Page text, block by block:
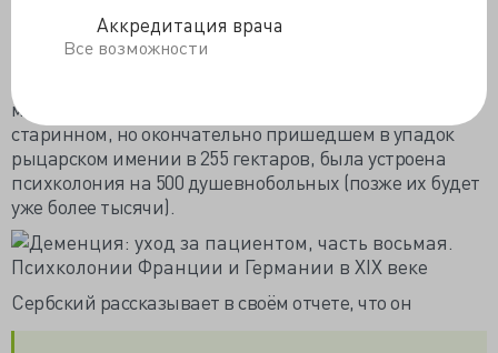
Аккредитация врача
Все возможности
опубликован в 1886 году, можно составить
представление, как же именно обстояли дела в таких
между Галле и Лейпцигом, близ городка Шкойдиц, в
старинном, но окончательно пришедшем в упадок
рыцарском имении в 255 гектаров, была устроена
психколония на 500 душевнобольных (позже их будет
уже более тысячи).
Сербский рассказывает в своём отчете, что он